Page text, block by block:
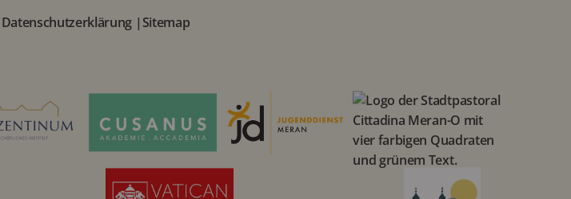
Datenschutzerklärung | Sitemap